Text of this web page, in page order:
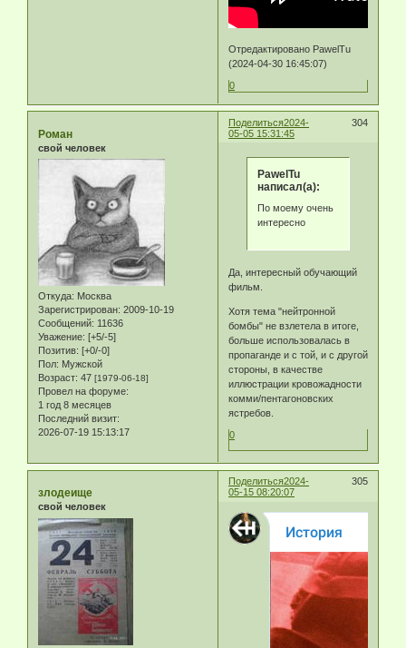
Отредактировано PawelTu
(2024-04-30 16:45:07)
0
Поделиться 304
2024-
05-05 15:31:45
Роман
свой человек
Откуда: Москва
Зарегистрирован: 2009-10-19
Сообщений: 11636
Уважение: [+5/-5]
Позитив: [+0/-0]
Пол: Мужской
Возраст: 47 [1979-06-18]
Провел на форуме:
1 год 8 месяцев
Последний визит:
2026-07-19 15:13:17
PawelTu
написал(а):
По моему очень
интересно
Да, интересный обучающий
фильм.
Хотя тема "нейтронной
бомбы" не взлетела в итоге,
больше использовалась в
пропаганде и с той, и с другой
стороны, в качестве
иллюстрации кровожадности
комми/пентагоновских
ястребов.
0
Поделиться 305
2024-
05-15 08:20:07
злодеище
свой человек